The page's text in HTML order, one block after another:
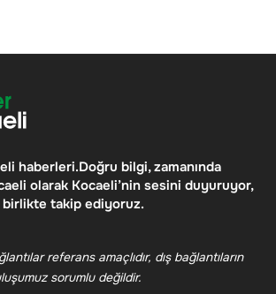
haberleri.Doğru bilgi, zamanında
olarak Kocaeli’nin sesini duyuruyor,
takip ediyoruz.
referans amaçlıdır, dış bağlantıların
sorumlu değildir.